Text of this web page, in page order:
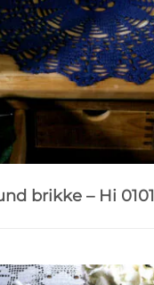
brikke – Hi 0101